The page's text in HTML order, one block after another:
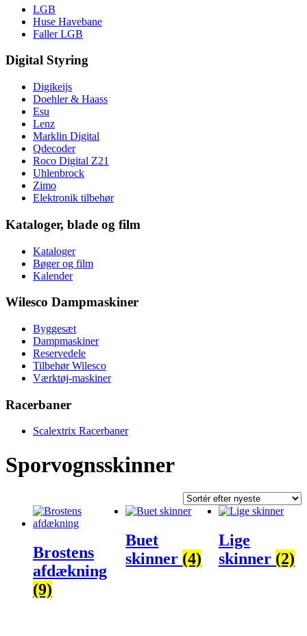
LGB
Huse Havebane
Faller LGB
Digital Styring
Digikeijs
Doehler & Haass
Esu
Lenz
Marklin Digital
Qdecoder
Roco Digital Z21
Uhlenbrock
Zimo
Elektronik tilbehør
Kataloger, blade og film
Kataloger
Bøger og film
Kalender
Wilesco Dampmaskiner
Byggesæt
Dampmaskiner
Reservedele
Tilbehør Wilesco
Værktøj-maskiner
Racerbaner
Scalextrix Racerbaner
Sporvognsskinner
Brostens
afdækning
(9)
Buet
skinner (4)
Lige
skinner (2)